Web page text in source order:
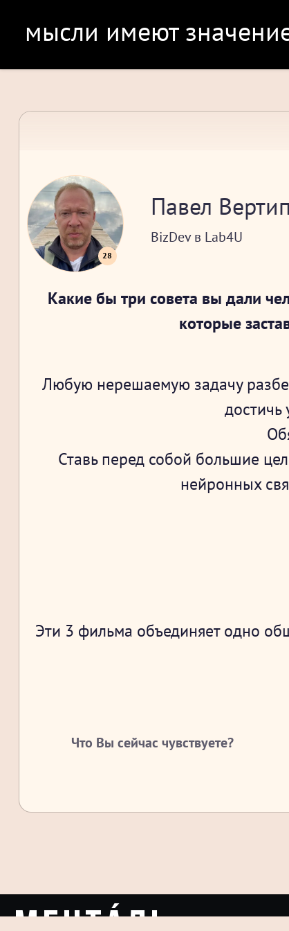
мысли имеют
28
Павел
BizDev в Lab4U
Какие бы три совета вы дали
которые
Любую нерешаемую задачу
Ставь перед собой большие
нейронных
Эти 3 фильма объединяет одно
Что Вы сейчас чувствуете?